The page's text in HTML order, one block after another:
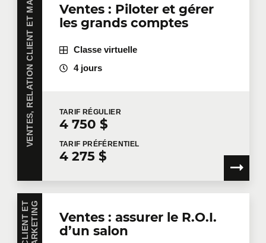
vos bureaux ou à distance en mode virtuel, nous
offrons des formations privées adaptées aux
besoins de votre équipe. Des tarifs de groupes sont
disponibles. Contactez-nous
demandez une soumission en ligne.
Prénom
Nom
Courriel*
VENTES, RELATION CLIENT ET MARKETING
Ventes : Piloter et gérer
les grands comptes
Classe virtuelle
4 jours
TARIF RÉGULIER
4 750 $
TARIF PRÉFÉRENTIEL
4 275 $
G
Ventes : assurer le R.O.I.
d’un salon